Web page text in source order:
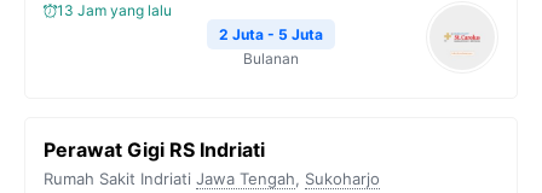
13 Jam yang lalu
2 Juta - 5 Juta
Bulanan
Perawat Gigi RS Indriati
Rumah Sakit Indriati Jawa Tengah, Sukoharjo